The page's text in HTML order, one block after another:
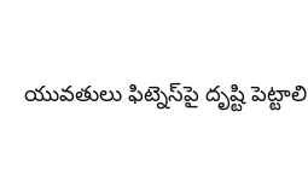
యువతులు ఫిట్నెస్‌పై దృష్టి పెట్టాలి